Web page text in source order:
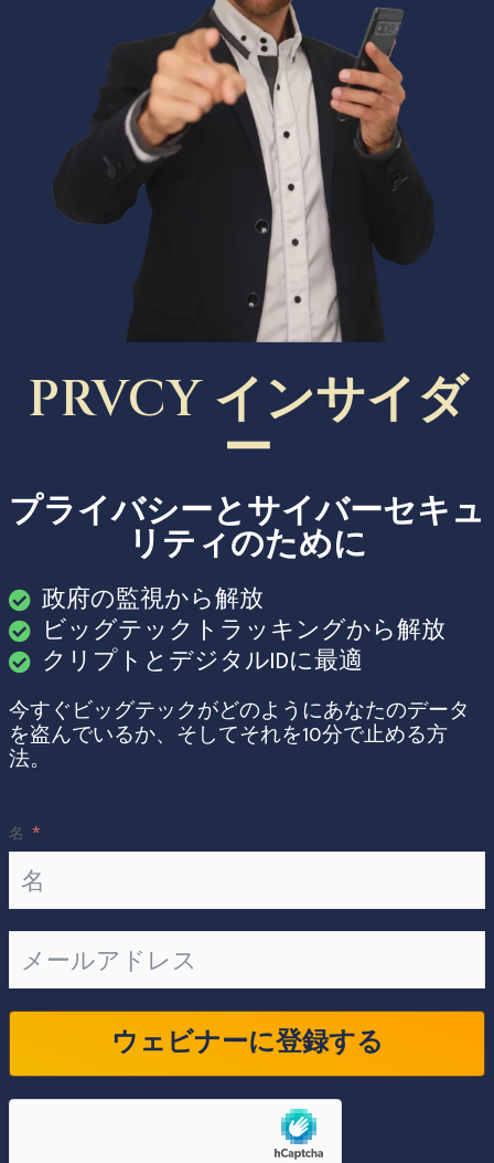
PRVCY インサイダ
ー
プライバシーとサイバーセキュ
リティのために
政府の監視から解放
ビッグテックトラッキングから解放
クリプトとデジタルIDに最適
今すぐビッグテックがどのようにあなたのデータ
を盗んでいるか、そしてそれを10分で止める方
法。
名
ウェビナーに登録する